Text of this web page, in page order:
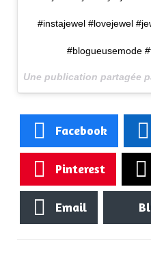
#instajewel #lovejewel
#blogueusemode
Une publication partagée
Facebook
Pinterest
Email